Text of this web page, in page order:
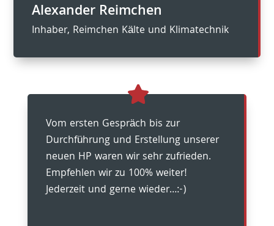
Alexander Reimchen
Inhaber, Reimchen Kälte und Klimatechnik
Vom ersten Gespräch bis zur
Durchführung und Erstellung unserer
neuen HP waren wir sehr zufrieden.
Empfehlen wir zu 100% weiter!
Jederzeit und gerne wieder…:-)